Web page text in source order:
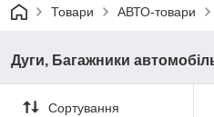
Товари АВТО-товари
Дуги, Багажники
Сортування